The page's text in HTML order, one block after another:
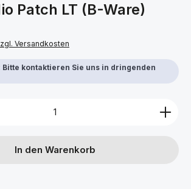
Patch LT (B-Ware)
Versandkosten
kontaktieren Sie uns in dringenden
Gib den gewünschten Wert ein
In den Warenkorb